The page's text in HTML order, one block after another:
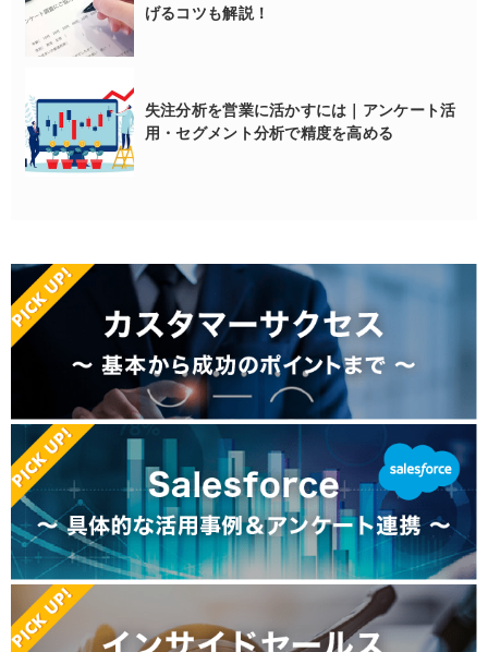
げるコツも解説！
失注分析を営業に活かすには｜アンケート活
用・セグメント分析で精度を高める